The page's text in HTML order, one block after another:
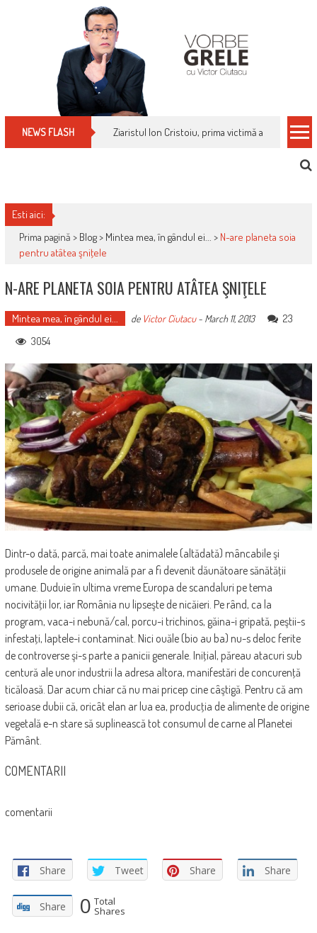
NEWS FLASH Ziaristul Ion Cristoiu, prima victimă a noi
Esti aici:
Prima pagină > Blog> Mintea mea, în gândul ei... > N-are planeta soia
pentru atâtea şniţele
N-ARE PLANETA SOIA PENTRU ATÂTEA ŞNIŢELE
Mintea mea, în gândul ei... de Victor Ciutacu- March 11, 2013
23
3054
Dintr-o dată, parcă, mai toate animalele (altădată) mâncabile şi
produsele de origine animală par a fi devenit dăunătoare sănătăţii
umane. Duduie în ultima vreme Europa de scandaluri pe tema
nocivităţii lor, iar România nu lipseşte de nicăieri. Pe rând, ca la
program, vaca-i nebună/cal, porcu-i trichinos, găina-i gripată, peştii-s
infestaţi, laptele-i contaminat. Nici ouăle (bio au ba) nu-s deloc ferite
de controverse şi-s parte a panicii generale. Iniţial, păreau atacuri sub
centură ale unor industrii la adresa altora, manifestări de concurenţă
ticăloasă. Dar acum chiar că nu mai pricep cine câştigă. Pentru că am
serioase dubii că, oricât elan ar lua ea, producţia de alimente de origine
vegetală e-n stare să suplinească tot consumul de carne al Planetei
Pământ.
COMENTARII
comentarii
Share Tweet Share Share
Share 0 Total
Shares